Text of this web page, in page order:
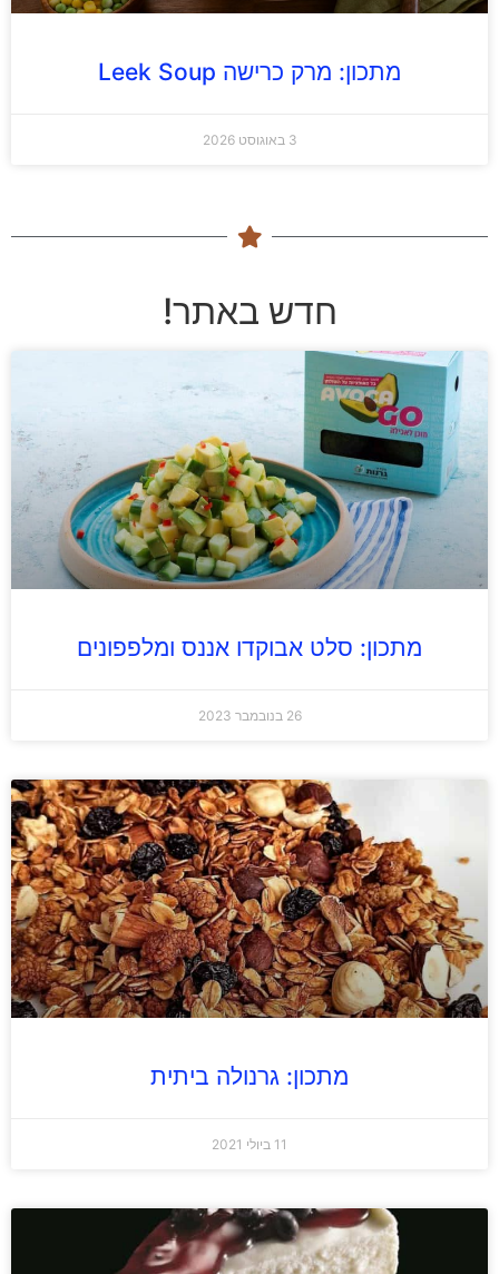
מתכון: מרק כרישה Leek Soup
3 באוגוסט 2026
חדש באתר!
מתכון: סלט אבוקדו אננס ומלפפונים
26 בנובמבר 2023
מתכון: גרנולה ביתית
11 ביולי 2021